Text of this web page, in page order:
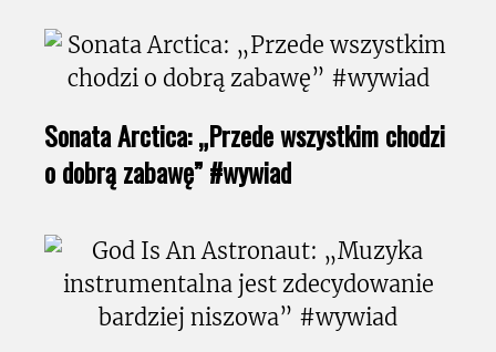
Sonata Arctica: „Przede wszystkim chodzi
o dobrą zabawę” #wywiad